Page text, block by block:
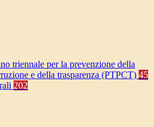
triennale per la prevenzione della
e della trasparenza (PTPCT) 45
202